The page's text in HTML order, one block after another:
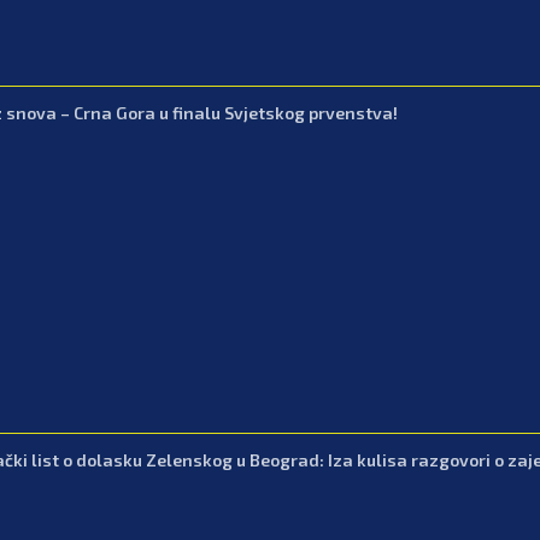
snova – Crna Gora u finalu Svjetskog prvenstva!
list o dolasku Zelenskog u Beograd: Iza kulisa razgovori o